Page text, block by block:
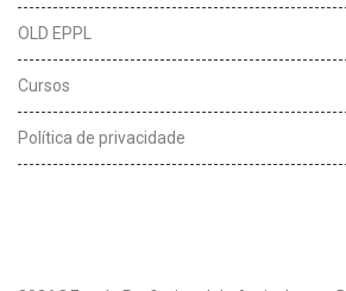
OLD EPPL
Cursos
Política de privacidade